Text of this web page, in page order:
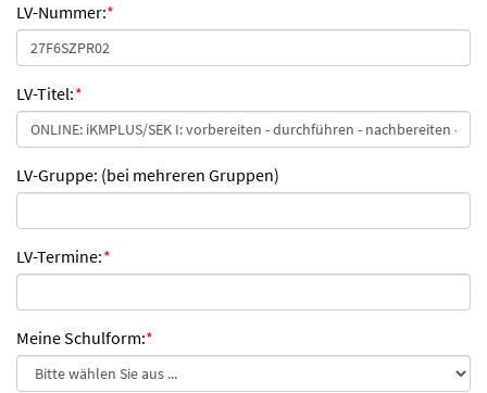
LV-Nummer:*
LV-Titel:*
LV-Gruppe: (bei mehreren Gruppen)
LV-Termine:*
Meine Schulform:*